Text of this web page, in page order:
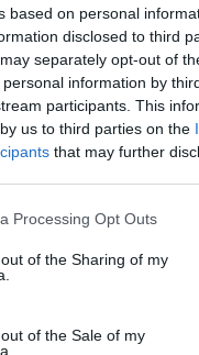
based on personal
disclosed to third
separately opt-out of
information by
participants. This
us to third parties on the
that may further
Processing Opt Outs
of the Sharing of my
of the Sale of my